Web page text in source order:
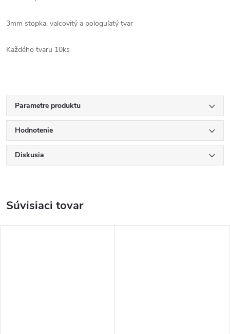
3mm stopka, valcovitý a pologuľatý tvar
Každého tvaru 10ks
Parametre produktu
Hodnotenie
Diskusia
Súvisiaci tovar